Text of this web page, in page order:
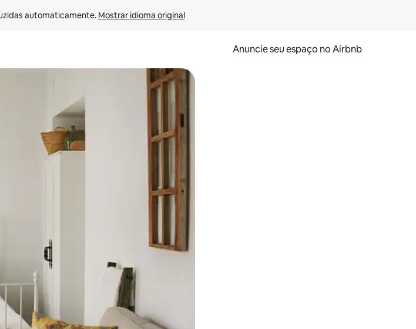
automaticamente. Mostrar idioma original
Anuncie seu espaço no Airbnb
e para baixo do teclado ou tocando e deslizando o dedo na tela.